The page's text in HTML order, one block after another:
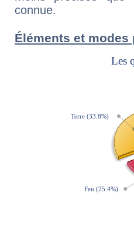
connue.
Éléments et modes